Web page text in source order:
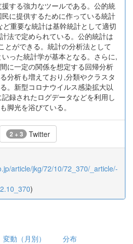
する強力なツールである。公的統
に提供するために作っている統計
重要な統計は基幹統計として適切
法で定められている。公的統計は
とができる。統計の分析法として
った統計学が基本となる。さらに,
に一定の関係を想定する回帰分析
分析も増えており,分類やクラスタ
。新型コロナウイルス感染拡大以
録されたログデータなどを利用し
脚光を浴びている。
2 + 3 Twitter
article/jkg/72/10/72_370/_article/-
)
変動（月別） 分布